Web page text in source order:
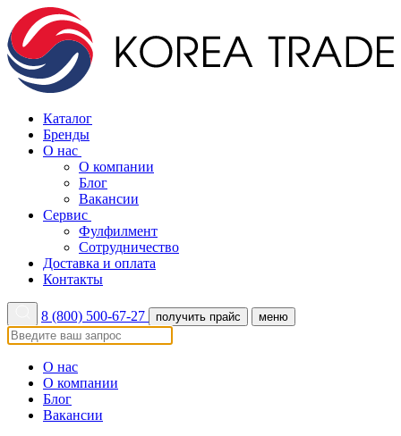
Каталог
Бренды
О нас
О компании
Блог
Вакансии
Сервис
Фулфилмент
Сотрудничество
Доставка и оплата
Контакты
8 (800) 500-67-27 получить прайс меню
О нас
О компании
Блог
Вакансии